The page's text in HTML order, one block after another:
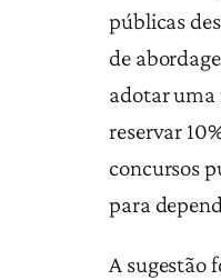
públicas
de
adotar uma
reservar
concursos
para
A sugestão